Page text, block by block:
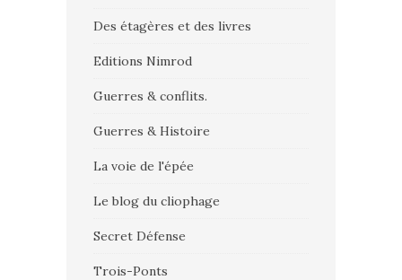
Des étagères et des livres
Editions Nimrod
Guerres & conflits.
Guerres & Histoire
La voie de l'épée
Le blog du cliophage
Secret Défense
Trois-Ponts